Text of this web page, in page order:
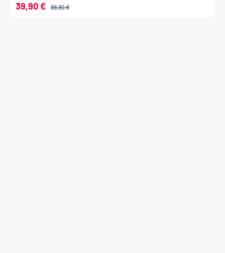
Verkaufspreis:
39,90 € Regulärer Preis:
89,90 €